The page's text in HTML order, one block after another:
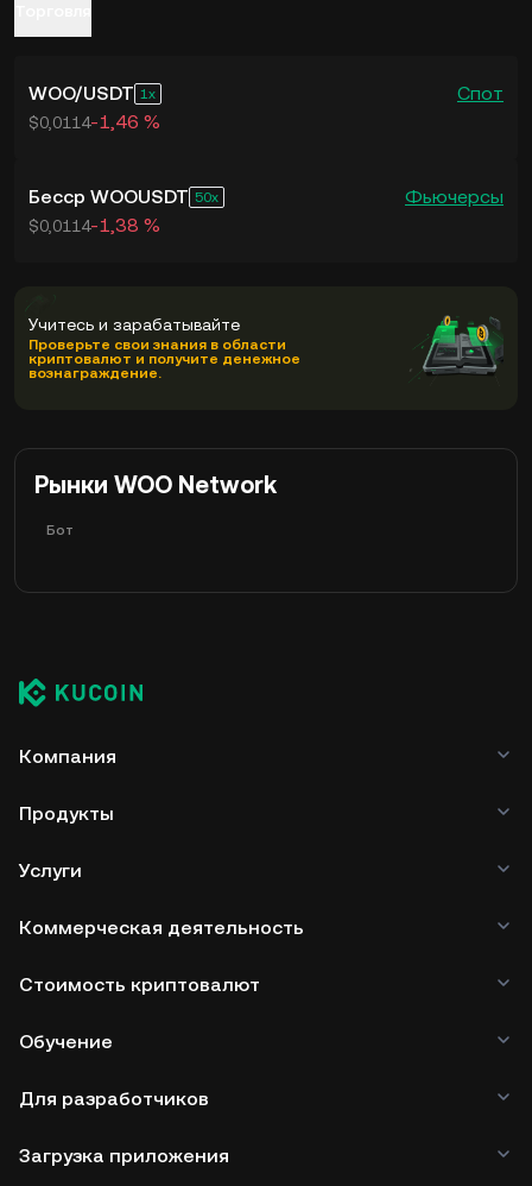
WOO/USDT 1 Спот
$0,0114-1,46 %
Бесср WOOUSDT 50 Фьючерсы
$0,0114-1,38 %
Учитесь и зарабатывайте
Проверьте свои знания в области
криптовалют и получите денежное
вознаграждение.
Рынки WOO Network
Бот
Компания
Продукты
Услуги
Коммерческая деятельность
Стоимость криптовалют
Обучение
Для разработчиков
Загрузка приложения